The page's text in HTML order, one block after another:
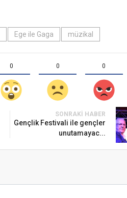
Ege ile Gaga müzikal
0 0 0
SONRAKI HABER
Gençlik Festivali ile gençler
unutamayac...